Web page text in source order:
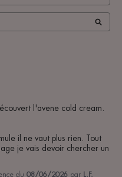
l'avene cold cream.
il ne vaut plus rien. Tout
je vais devoir chercher un
du 08/06/2026 par L.F.